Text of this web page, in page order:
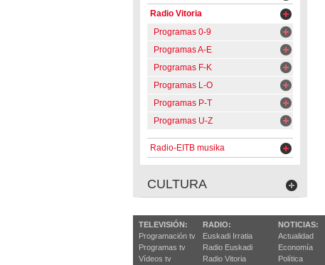
Radio Vitoria
Programas 0-9
Programas A-E
Programas F-K
Programas L-O
Programas P-T
Programas U-Z
Radio-EITB musika
CULTURA
TELEVISIÓN:
Programación tv
Programas tv
Vídeos tv
RADIO:
Euskadi Irratia
Radio Euskadi
Radio Vitoria
NOTICIAS:
Actualidad
Economía
Política